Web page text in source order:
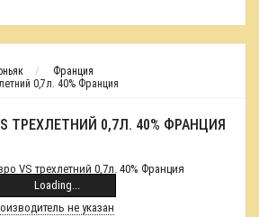
Франция
0,7л. 40% Франция
ТРЕХЛЕТНИЙ 0,7Л. 40% ФРАНЦИЯ
Loading...
не указан